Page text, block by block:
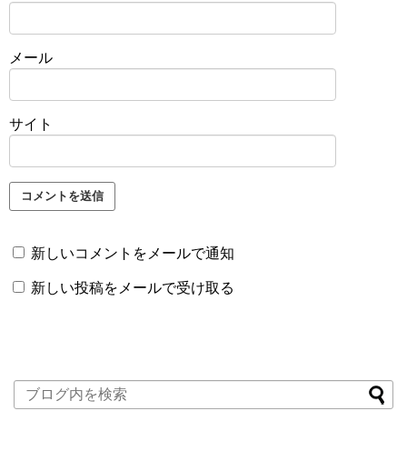
メール
サイト
新しいコメントをメールで通知
新しい投稿をメールで受け取る